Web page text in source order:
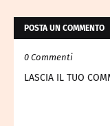
POSTA UN COMMENTO
0 Commenti
LASCIA IL TUO